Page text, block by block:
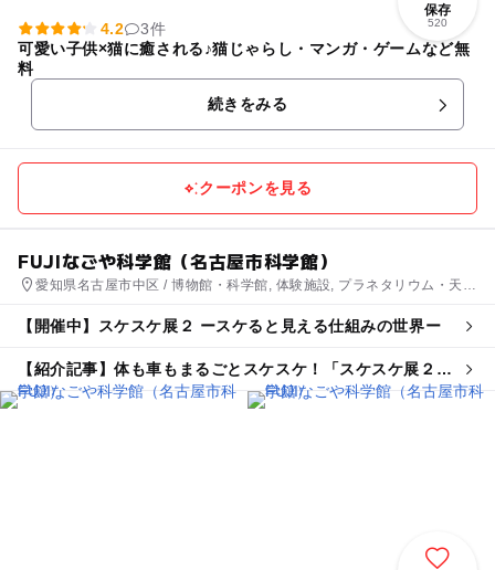
保存
520
4.2
3件
可愛い子供×猫に癒される♪猫じゃらし・マンガ・ゲームなど無
料
続きをみる
クーポンを見る
FUJIなごや科学館（名古屋市科学館）
愛知県名古屋市中区 / 博物館・科学館, 体験施設, プラネタリウム・天文
【開催中】スケスケ展２ ースケると見える仕組みの世界ー
【紹介記事】体も車もまるごとスケスケ！「スケスケ展２」
がFUJIなごや科学館で開催